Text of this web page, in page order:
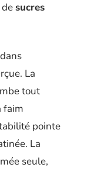
sucres
La
tout
faim
pointe
La
seule,